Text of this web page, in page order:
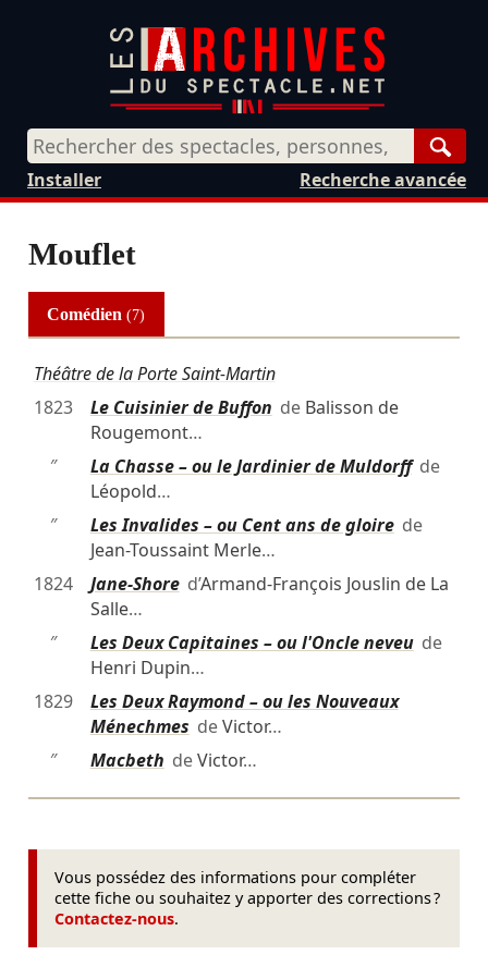
Recherche avancée
Installer
Mouflet
Comédien(7)
Théâtre de la Porte Saint-Martin
1823
Le Cuisinier de Buffon de Balisson de
Rougemont…
″
La Chasse – ou le Jardinier de Muldorffde
Léopold…
″
Les Invalides – ou Cent ans de gloirede
Jean-Toussaint Merle…
1824
Jane-Shored’Armand-François Jouslin de La
Salle…
″
Les Deux Capitaines – ou l'Oncle neveude
Henri Dupin…
1829
Les Deux Raymond – ou les Nouveaux
Ménechmes deVictor…
″
Macbeth deVictor…
Vous possédez des informations pour compléter
cette fiche ou souhaitez y apporter des corrections ?
Contactez-nous.